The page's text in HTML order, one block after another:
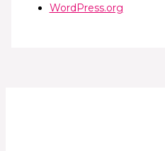
WordPress.org